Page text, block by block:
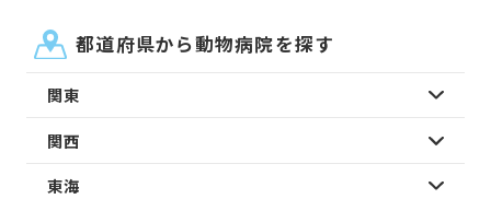
都道府県から動物病院を探す
関東
関西
東海